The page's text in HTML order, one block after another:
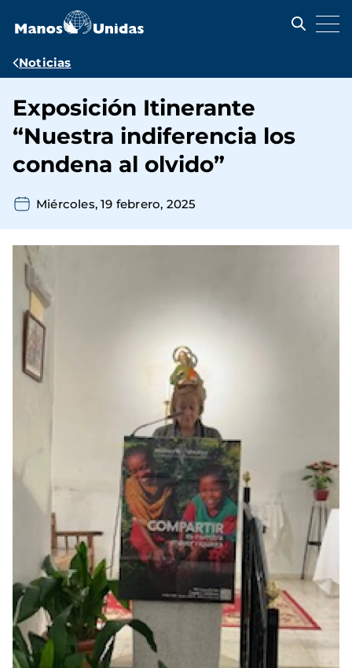
contenido
Ruta
navegación
Noticias
Exposición Itinerante
“Nuestra indiferencia los
condena al olvido”
Miércoles, 19 febrero, 2025